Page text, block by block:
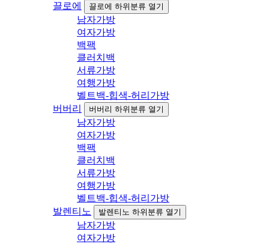
끌로에
끌로에 하위분류 열기
남자가방
여자가방
백팩
클러치백
서류가방
여행가방
벨트백-힙색-허리가방
버버리
버버리 하위분류 열기
남자가방
여자가방
백팩
클러치백
서류가방
여행가방
벨트백-힙색-허리가방
발렌티노
발렌티노 하위분류 열기
남자가방
여자가방